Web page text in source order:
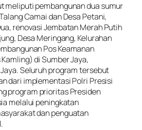
meliputi pembangunan dua sumur
Camai dan Desa Petani,
renovasi Jembatan Merah Putih
Desa Meringang, Kelurahan
Pos Keamanan
di Sumber Jaya,
Seluruh program tersebut
dari implementasi Polri Presisi
program prioritas Presiden
melalui peningkatan
dan penguatan